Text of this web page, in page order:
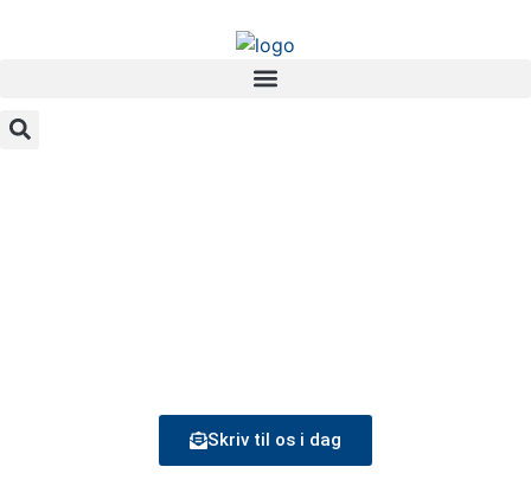
Skriv til os i dag